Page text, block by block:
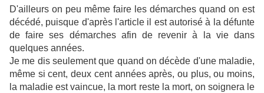
D'ailleurs on peu même faire les démarches quand on est
décédé, puisque d'après l'article il est autorisé à la défunte
de faire ses démarches afin de revenir à la vie dans
quelques années.
Je me dis seulement que quand on décède d'une maladie,
même si cent, deux cent années après, ou plus, ou moins,
la maladie est vaincue, la mort reste la mort, on soignera le